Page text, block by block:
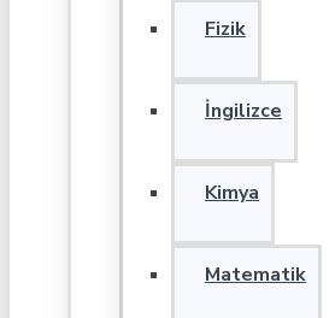
Fizik
İngilizce
Kimya
Matematik